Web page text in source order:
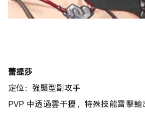
蕾提莎
定位：強襲型副攻手
PVP 中透過雲干擾，特殊技能雷擊